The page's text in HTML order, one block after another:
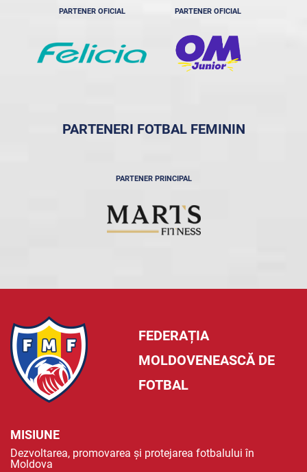
PARTENER OFICIAL PARTENER OFICIAL
PARTENERI FOTBAL FEMININ
PARTENER PRINCIPAL
FEDERAȚIA
MOLDOVENEASCĂ DE
FOTBAL
MISIUNE
Dezvoltarea, promovarea și protejarea fotbalului în
Moldova